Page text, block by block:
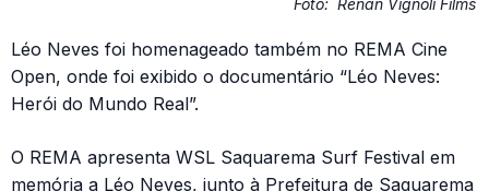
Foto: Renan Vignoli Films
Léo Neves foi homenageado também no REMA Cine
Open, onde foi exibido o documentário “Léo Neves:
Herói do Mundo Real”.
O REMA apresenta WSL Saquarema Surf Festival em
memória a Léo Neves, junto à Prefeitura de Saquarema